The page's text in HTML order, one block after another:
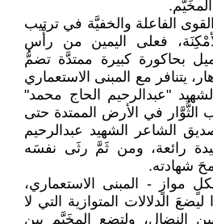
الفاعلة والخفيَّة في ترتيب
فعلى اليمين من رأْس
بحاكورة كبيرة ممتدَّة تضمُّ
يتنافر مع المبنى الاستعماري
"عبدالرحيم الحاج محمد"
الثُّوَّار في الأرض الممتدة حتى
الشاعر الشهيد عبدالرحيم
رائعة، ومن ثَمَّ رثَى نفسَه
شهادته.
موازٍ - المبنى الاستعماري،
الدلالات المتوازية التي لا
النضال، ولتضع المخَيَّم بين